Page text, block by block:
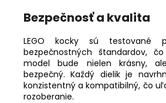
Bezpečnosť a kvalita
LEGO kocky sú testované
bezpečnostných štandardov,
model bude nielen krásny,
bezpečný. Každý dielik je
konzistentný a kompatibilný, čo
rozoberanie.